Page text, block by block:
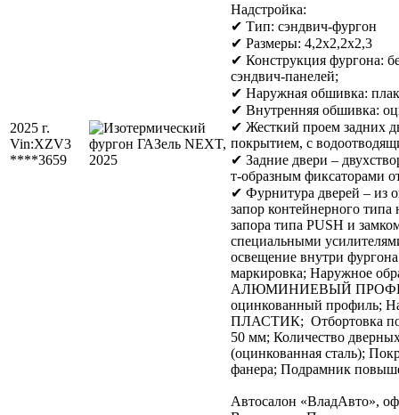
2025 г.
Vin:XZV3
****3659
Надстройка:
✔ Тип: сэндвич-фургон
✔ Размеры: 4,2х2,2х2,3
✔ Конструкция фургона:
сэндвич-панелей;
✔ Наружная обшивка:
✔ Внутренняя обшивка:
✔ Жесткий проем задних
покрытием, с
✔ Задние двери –
т-образным фиксаторами
✔ Фурнитура дверей – из
запор контейнерного
запора типа PUSH и
специальными
освещение внутри
маркировка; Наружное
АЛЮМИНИЕВЫЙ
оцинкованный профиль;
ПЛАСТИК; Отбортовка по
50 мм; Количество
(оцинкованная сталь);
фанера; Подрамник
Автосалон «ВладАвто»,